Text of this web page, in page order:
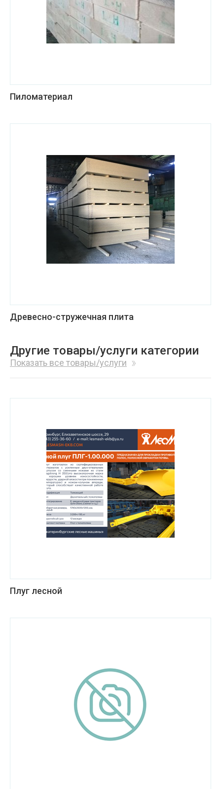
Пиломатериал
Древесно-стружечная плита
Другие товары/услуги категории
Показать все товары/услуги
Плуг лесной